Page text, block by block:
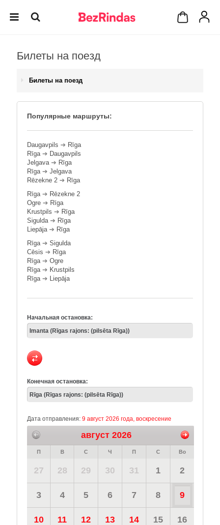
Билеты на поезд
Билеты на поезд
Популярные маршруты:
Daugavpils ➔ Rīga
Rīga➔ Daugavpils
Jelgava➔ Rīga
Rīga➔ Jelgava
Rēzekne 2 ➔ Rīga
Rīga➔ Rēzekne 2
Ogre ➔ Rīga
Krustpils ➔ Rīga
Sigulda➔ Rīga
Liepāja➔ Rīga
Rīga➔ Sigulda
Cēsis ➔ Rīga
Rīga➔ Ogre
Rīga➔ Krustpils
Rīga➔ Liepāja
Начальная остановка:
Конечная остановка:
Дата отправления: 9 август 2026 года, воскресение
август 2026
П В С Ч П С Во
27 28 29 30 31 1 2
3 4 5 6 7 8 9
10 11 12 13 14 15 16